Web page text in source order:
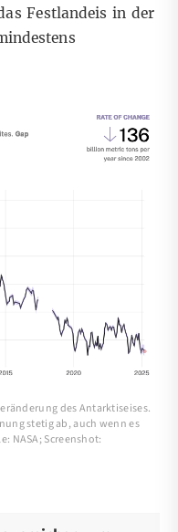
Festlandeis in der
des Antarktiseises.
stetig ab, auch wenn es
NASA; Screenshot: